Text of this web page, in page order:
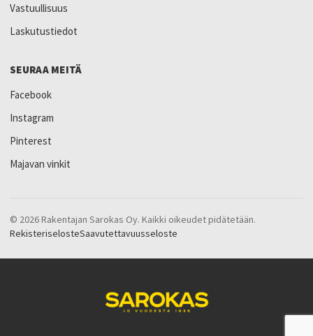
Vastuullisuus
Laskutustiedot
SEURAA MEITÄ
Facebook
Instagram
Pinterest
Majavan vinkit
© 2026 Rakentajan Sarokas Oy. Kaikki oikeudet pidätetään.
RekisteriselosteSaavutettavuusseloste